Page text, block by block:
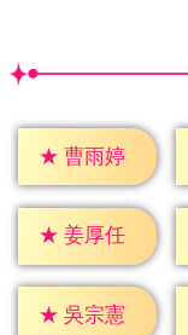
★ 曹雨婷
★ 姜厚任
★ 吳宗憲